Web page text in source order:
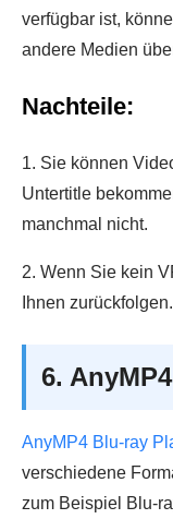
verfügbar ist,
andere Medien
Nachteile:
1. Sie können
Untertitle
manchmal nicht.
2. Wenn Sie kein
Ihnen zurückfolgen.
6.
AnyMP4 Blu-ray
verschiedene
zum Beispiel Blu-